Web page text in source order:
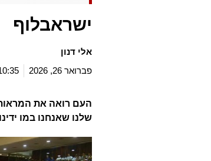
ישראבלוף
אלי דנון
פברואר 26, 2026
העם רואה את
שלנו שאנחנו במו